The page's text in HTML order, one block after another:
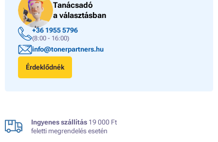
Tanácsadó
a választásban
+36 1955 5796
(8:00 - 16:00)
info@tonerpartners.hu
Érdeklődnék
Ingyenes szállítás 19 000 Ft
feletti megrendelés esetén